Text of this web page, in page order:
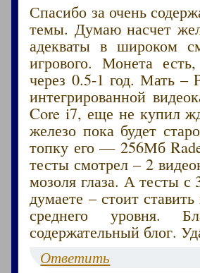
Спасибо за очень
темы. Думаю насчет
адекваты в широком
игрового. Монета
через 0.5-1 год. Мать –
интегрированной
Core i7, еще не купил
железо пока будет
топку его — 256Мб
тесты смотрел – 2
мозоля глаза. А тесты
думаете – стоит
среднего уровня.
содержательный блог.
Ответить